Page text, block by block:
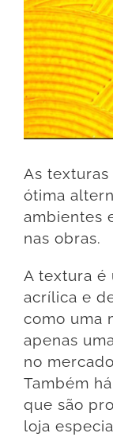
As
ótima
ambientes
nas obras.
A textura é
acrílica e
como uma
apenas
no
Também
que são
loja